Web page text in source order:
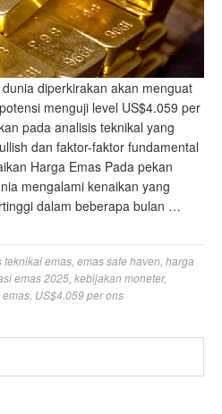
diperkirakan akan menguat
menguji level US$4.059 per
pada analisis teknikal yang
dan faktor-faktor fundamental
Harga Emas Pada pekan
mengalami kenaikan yang
dalam beberapa bulan …
teknikal emas emas safe haven harga
emas 2025 kebijakan moneter,
US$4.059 per ons